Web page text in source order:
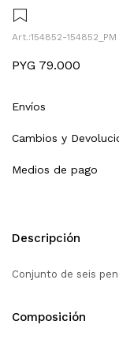
154852-154852_PM
PYG 79.000
Envíos
Cambios y
Medios de pago
Descripción
Conjunto de seis
Composición